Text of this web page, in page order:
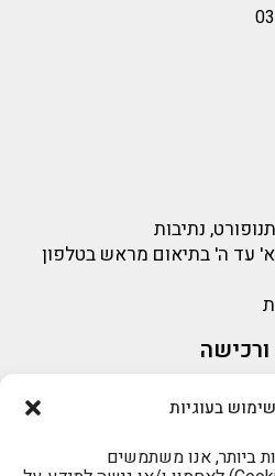
בעוגיות
ביותר, אנו משתמשים
נתיבות
עד ה' בתיאום מראש בטלפון
למייל:
sigal@home-decor.co.il
פניות לפני רכישה – ניתן לפנות למייל: omer@home-